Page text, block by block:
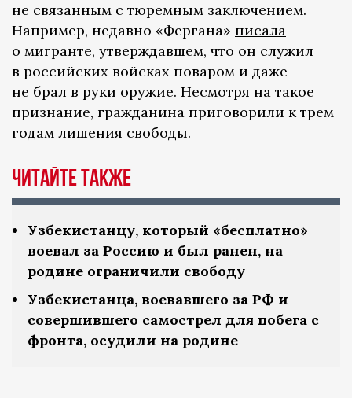
не связанным с тюремным заключением.
Например, недавно «Фергана» писала
о мигранте, утверждавшем, что он служил
в российских войсках поваром и даже
не брал в руки оружие. Несмотря на такое
признание, гражданина приговорили к трем
годам лишения свободы.
Читайте также
Узбекистанцу, который «бесплатно»
воевал за Россию и был ранен, на
родине ограничили свободу
Узбекистанца, воевавшего за РФ и
совершившего самострел для побега с
фронта, осудили на родине